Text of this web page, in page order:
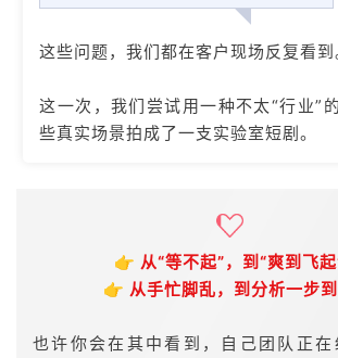
这些问题，我们都在客户现场反复看到
这一次，我们尝试用一种不太“行业
些真实场景拍成了一支实验室短剧。
👉 从“等不起”，到“爽到飞起
👉 从手忙脚乱，到分析一步
也许你会在其中看到，自己团队正在